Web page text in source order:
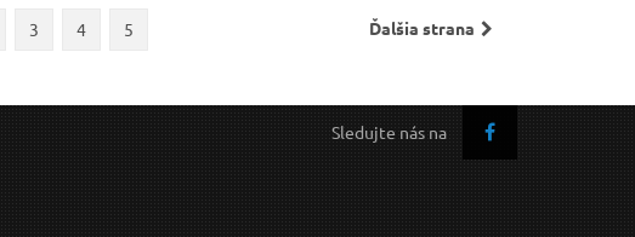
Ďalšia strana
3 4 5
Sledujte nás na